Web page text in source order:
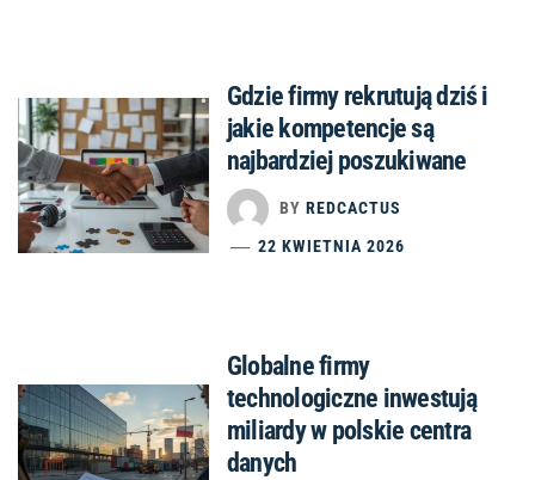
Gdzie firmy rekrutują dziś i
jakie kompetencje są
najbardziej poszukiwane
BY REDCACTUS
22 KWIETNIA 2026
Globalne firmy
technologiczne inwestują
miliardy w polskie centra
danych